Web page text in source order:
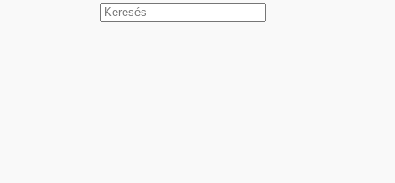
K